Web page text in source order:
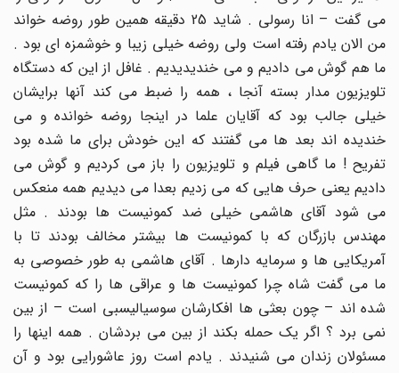
می گفت – انا رسولی . شاید 25 دقیقه همین طور روضه خواند
من الان یادم رفته است ولی روضه خیلی زیبا و خوشمزه ای بود .
ما هم گوش می دادیم و می خندیدیدیم . غافل از این که دستگاه
تلویزیون مدار بسته آنجا ، همه را ضبط می کند آنها برایشان
خیلی جالب بود که آقایان علما در اینجا روضه خوانده و می
خندیده اند بعد ها می گفتند که این خودش برای ما شده بود
تفریح ! ما گاهی فیلم و تلویزیون را باز می کردیم و گوش می
دادیم یعنی حرف هایی که می زدیم بعدا می دیدیم همه منعکس
می شود آقای هاشمی خیلی ضد کمونیست ها بودند . مثل
مهندس بازرگان که با کمونیست ها بیشتر مخالف بودند تا با
آمریکایی ها و سرمایه دارها . آقای هاشمی به طور خصوصی به
ما می گفت شاه چرا کمونیست ها و عراقی ها را که کمونیست
شده اند – چون بعثی ها افکارشان سوسیالیسبی است – از بین
نمی برد ؟ اگر یک حمله بکند از بین می بردشان . همه اینها را
مسئولان زندان می شنیدند . یادم است روز عاشورایی بود و آن